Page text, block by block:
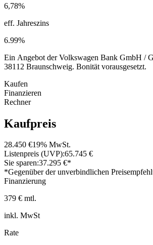
6,78%
eff. Jahreszins
6.99%
Ein Angebot der Volkswagen Bank GmbH /
38112 Braunschweig. Bonität vorausgesetzt.
Kaufen
Finanzieren
Rechner
Kaufpreis
28.450 €19% MwSt.
Listenpreis (UVP):65.745 €
Sie sparen:37.295 €*
*Gegenüber der unverbindlichen
Finanzierung
379 € mtl.
inkl. MwSt
Rate